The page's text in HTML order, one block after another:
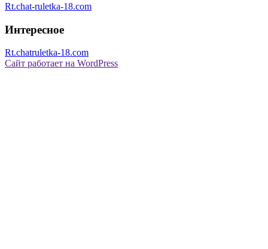
Rt.chat-ruletka-18.com
Интересное
Rt.chatruletka-18.com
Сайт работает на WordPress